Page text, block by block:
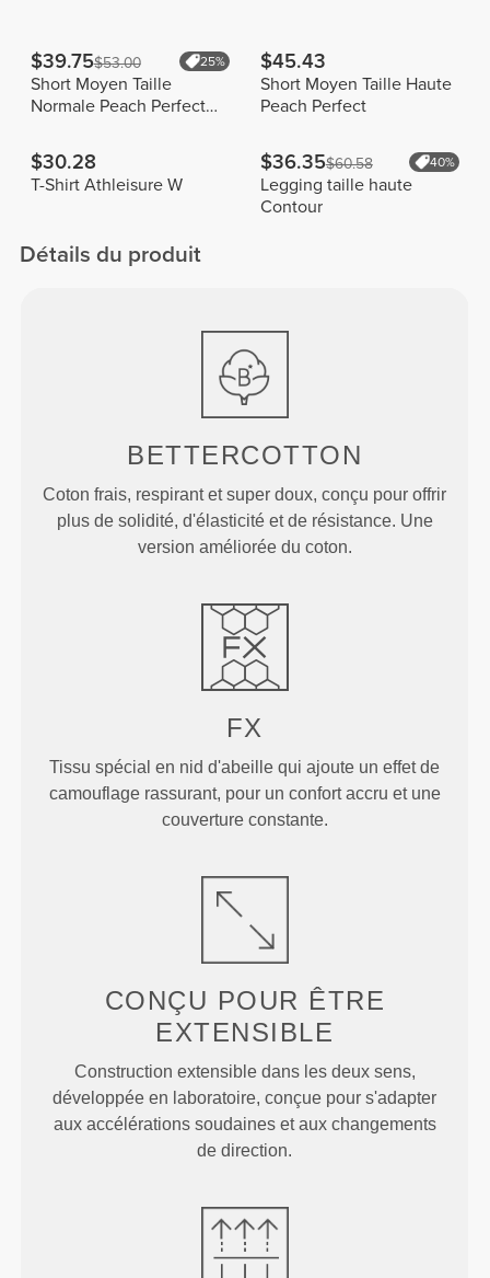
$39.75$53.00 25%
Short Moyen Taille
Normale Peach Perfect
$45.43
Short Moyen Taille Haute
Peach Perfect
$30.28
T-Shirt Athleisure W
$36.35$60.58 40%
Legging taille haute
Contour
Détails du produit
BETTERCOTTON
Coton frais, respirant et super doux, conçu pour offrir
plus de solidité, d'élasticité et de résistance. Une
version améliorée du coton.
FX
Tissu spécial en nid d'abeille qui ajoute un effet de
camouflage rassurant, pour un confort accru et une
couverture constante.
CONÇU POUR ÊTRE
EXTENSIBLE
Construction extensible dans les deux sens,
développée en laboratoire, conçue pour s'adapter
aux accélérations soudaines et aux changements
de direction.